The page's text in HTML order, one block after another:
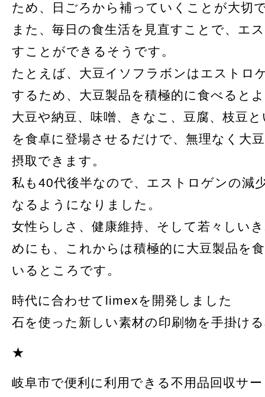
ため、日ごろから補っていくことが大切
また、毎日の食生活を見直すことで、エ
すことができるそうです。
たとえば、大豆イソフラボンはエストロ
するため、大豆製品を積極的に食べると
大豆や納豆、味噌、きなこ、豆腐、枝豆
を食卓に登場させるだけで、無理なく大
摂取できます。
私も40代後半なので、エストロゲンの減
なるようになりました。
女性らしさ、健康維持、そして若々しい
めにも、これからは積極的に大豆製品を
いるところです。
時代に合わせてlimexを開発しました
石を使った新しい素材の印刷物を手掛け
★
岐阜市で便利に利用できる不用品回収サ